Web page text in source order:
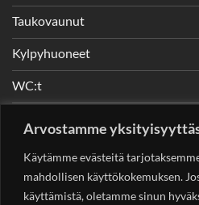
Arvostamme
Käytämme evästeitä
mahdollisen käyttökokemuksen.
käyttämistä, oletamme sinun
Taukovaunut
Kylpyhuoneet
WC:t